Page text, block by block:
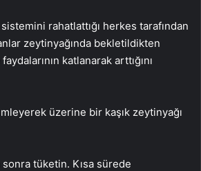
rahatlattığı herkes tarafından
zeytinyağında bekletildikten
katlanarak arttığını
üzerine bir kaşık zeytinyağı
tüketin. Kısa sürede